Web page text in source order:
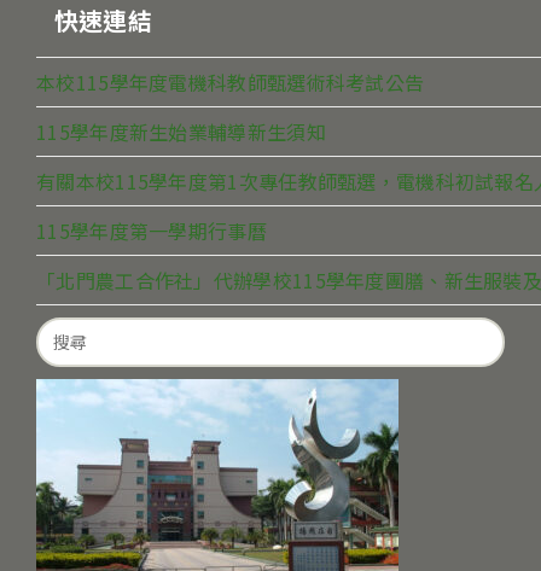
快速連結
本校115學年度電機科教師甄選術科考試公告
115學年度新生始業輔導新生須知
有關本校115學年度第1次專任教師甄選，電機科初試報
115學年度第一學期行事曆
「北門農工合作社」代辦學校115學年度團膳、新生服裝
Search
for: